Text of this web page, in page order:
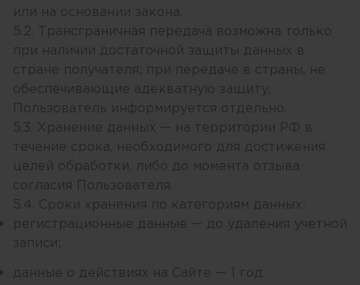
или на основании закона.
5.2. Трансграничная передача возможна только
при наличии достаточной защиты данных в
стране получателя; при передаче в страны, не
обеспечивающие адекватную защиту,
Пользователь информируется отдельно.
5.3. Хранение данных — на территории РФ в
течение срока, необходимого для достижения
целей обработки, либо до момента отзыва
согласия Пользователя.
5.4. Сроки хранения по категориям данных:
регистрационные данные — до удаления учетной
записи;
данные о действиях на Сайте — 1 год.